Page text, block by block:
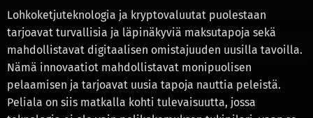
Lohkoketjuteknologia ja kryptovaluutat puolestaan
tarjoavat turvallisia ja läpinäkyviä maksutapoja sekä
mahdollistavat digitaalisen omistajuuden uusilla tavoilla.
Nämä innovaatiot mahdollistavat monipuolisen
pelaamisen ja tarjoavat uusia tapoja nauttia peleistä.
Peliala on siis matkalla kohti tulevaisuutta, jossa